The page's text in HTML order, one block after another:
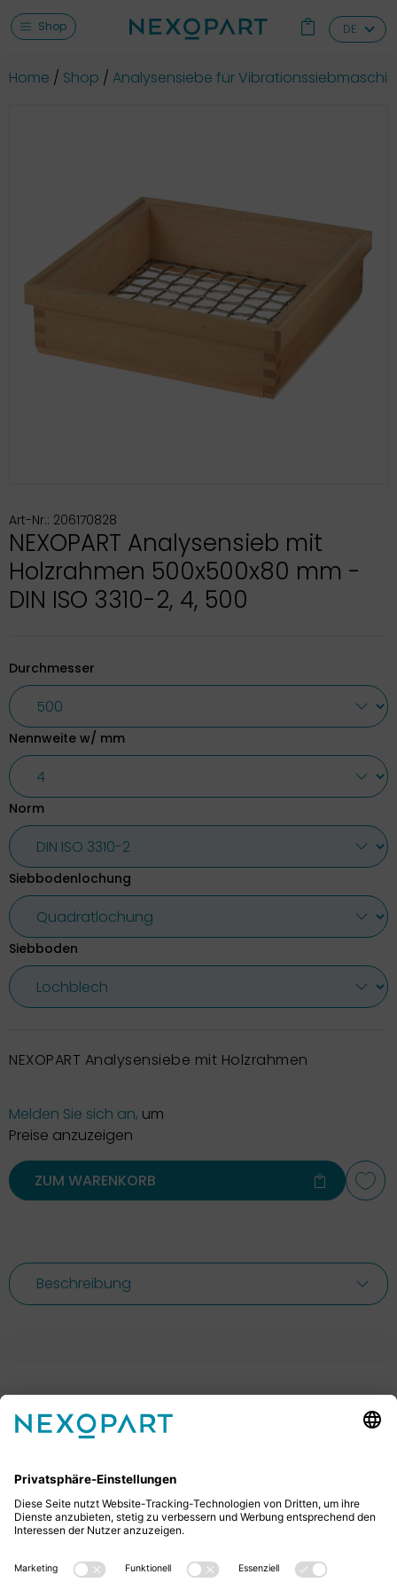
Shop DE
Home Shop Analysensiebe für
Art-Nr.: 206170828
NEXOPART Analysensieb mit
Holzrahmen 500x500x80 mm -
DIN ISO 3310-2, 4, 500
Durchmesser
Nennweite w/ mm
Norm
Siebbodenlochung
Siebboden
NEXOPART Analysensiebe mit Holzrahmen
Melden Sie sich an, um
Preise anzuzeigen
ZUM WARENKORB
Beschreibung
Ihr Kontakt zu uns.
schreiben uns eine E-Mail.
+49 2522 59084 0
sales@nexopart.com